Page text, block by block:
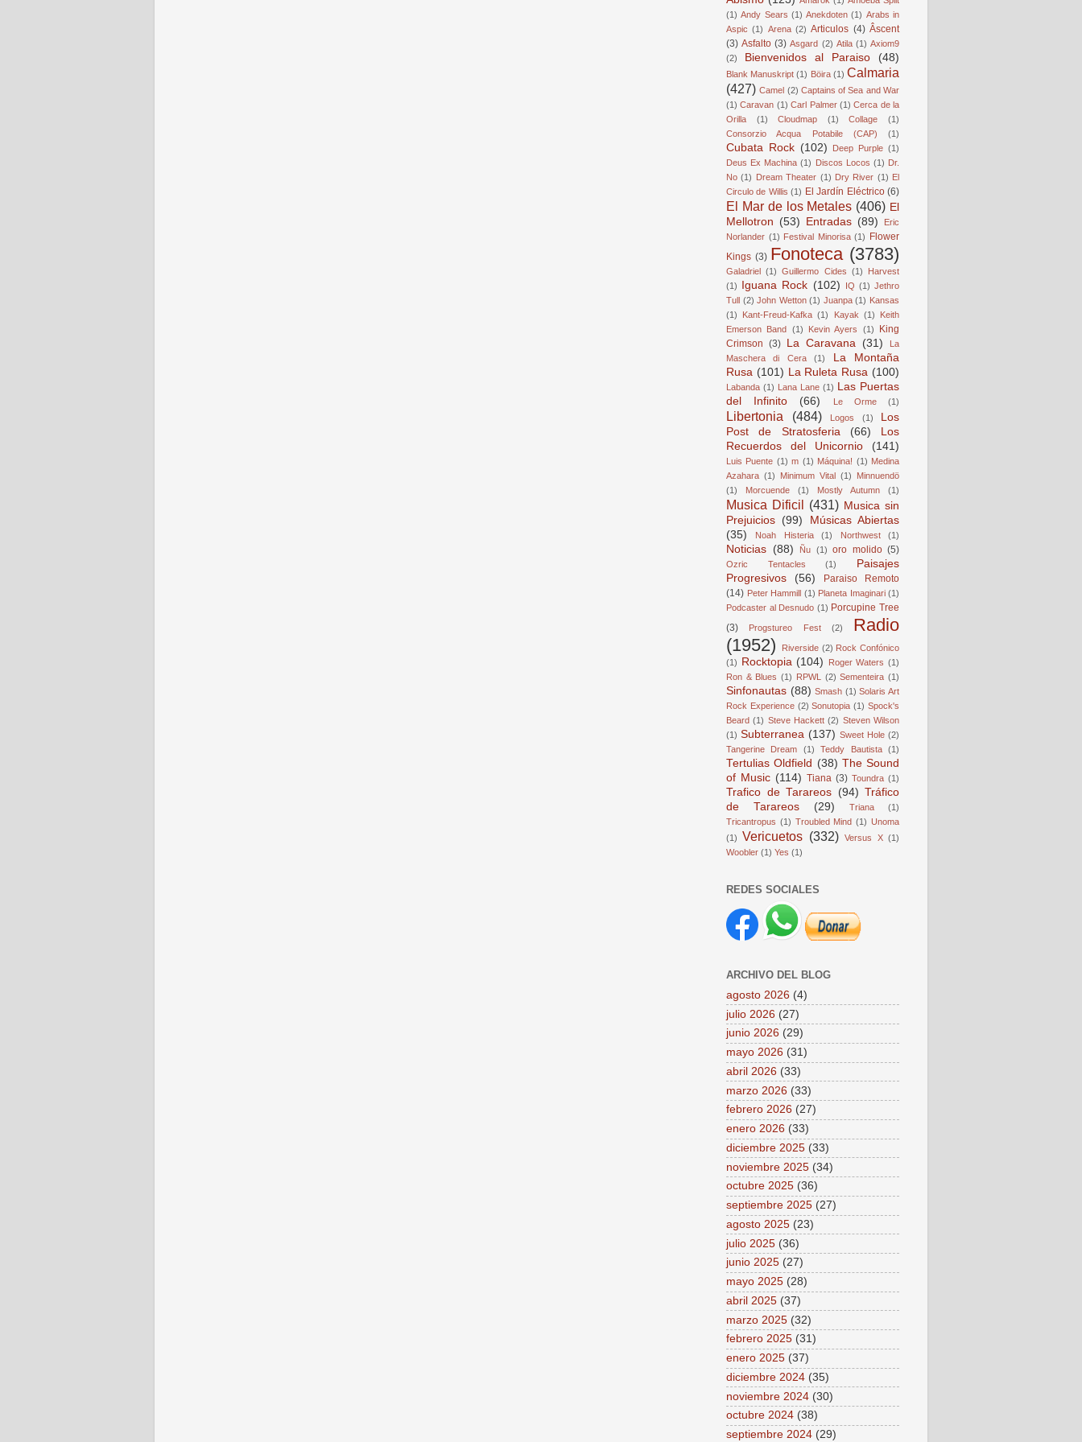
(1) Andy Sears (1) Anekdoten (1) Arabs in
Aspic (1) Arena (2) Articulos (4) Âscent
(3) Asfalto (3) Asgard (2) Atila (1) Axiom9
(2)
Bienvenidos al Paraiso (48)
Blank Manuskript (1) Böira (1) Calmaria
(427) Camel (2) Captains of Sea and War
(1) Caravan (1) Carl Palmer (1) Cerca de la
Orilla
(1) Cloudmap (1) Collage
(1)
Consorzio Acqua Potabile (CAP)
(1)
Cubata Rock (102) Deep Purple (1)
Deus Ex Machina (1) Discos Locos (1) Dr.
No (1) Dream Theater (1) Dry River (1) El
Circulo de Willis (1) El Jardín Eléctrico (6)
El Mar de los Metales (406) El
Mellotron (53) Entradas (89)
Eric
Norlander (1) Festival Minorisa (1) Flower
Kings (3) Fonoteca (3783)
Galadriel (1) Guillermo Cides (1)
Harvest
(1) Iguana Rock (102) IQ (1) Jethro
Tull (2) John Wetton (1) Juanpa (1) Kansas
(1)
Kant-Freud-Kafka (1) Kayak (1)
Keith
Emerson Band (1) Kevin Ayers (1)
King
Crimson (3) La Caravana (31)
La
Maschera di Cera
(1)
La Montaña
Rusa (101) La Ruleta Rusa (100)
Labanda (1) Lana Lane (1) Las Puertas
del Infinito
(66) Le Orme (1)
Libertonia (484) Logos (1)
Los
Post de Stratosferia
(66)
Los
Recuerdos del Unicornio
(141)
Luis Puente (1) m (1) Máquina! (1) Medina
Azahara (1) Minimum Vital (1)
Minnuendö
(1)
Morcuende (1) Mostly Autumn (1)
Musica Dificil (431) Musica sin
Prejuicios (99)
Músicas Abiertas
(35)
Noah Histeria (1) Northwest (1)
Noticias (88) Ñu (1) oro molido (5)
Ozric Tentacles (1)
Paisajes
Progresivos
(56)
Paraiso Remoto
(14) Peter Hammill (1) Planeta Imaginari (1)
Podcaster al Desnudo (1) Porcupine Tree
(3)
Progstureo Fest (2)
Radio
(1952)
Riverside (2) Rock Confónico
(1) Rocktopia (104) Roger Waters (1)
Ron & Blues (1) RPWL (2) Sementeira (1)
Sinfonautas (88) Smash (1) Solaris Art
Rock Experience (2) Sonutopia (1) Spock's
Beard (1) Steve Hackett (2) Steven Wilson
(1) Subterranea (137) Sweet Hole (2)
Tangerine Dream
(1) Teddy Bautista (1)
Tertulias Oldfield (38) The Sound
of Music (114) Tiana (3) Toundra (1)
Trafico de Tarareos (94) Tráfico
de Tarareos
(29) Triana
(1)
Tricantropus (1) Troubled Mind (1) Unoma
(1)
Vericuetos (332) Versus X (1)
Woobler (1) Yes (1)
REDES SOCIALES
ARCHIVO DEL BLOG
agosto 2026 (4)
julio 2026 (27)
junio 2026 (29)
mayo 2026 (31)
abril 2026 (33)
marzo 2026 (33)
febrero 2026 (27)
enero 2026 (33)
diciembre 2025 (33)
noviembre 2025 (34)
octubre 2025 (36)
septiembre 2025 (27)
agosto 2025 (23)
julio 2025 (36)
junio 2025 (27)
mayo 2025 (28)
abril 2025 (37)
marzo 2025 (32)
febrero 2025 (31)
enero 2025 (37)
diciembre 2024 (35)
noviembre 2024 (30)
octubre 2024 (38)
septiembre 2024 (29)